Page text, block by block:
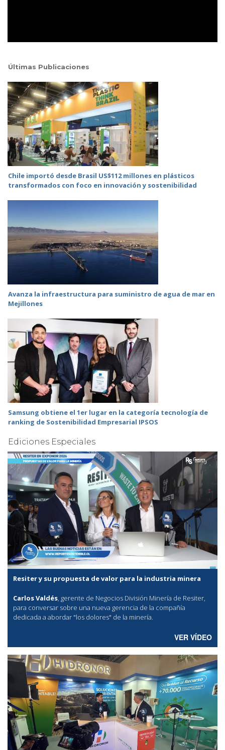
Últimas Publicaciones
Chile importó desde Brasil US$112 millones en plásticos
transformados con foco en innovación y sostenibilidad
Avanza la infraestructura para suministro de agua de mar en
Mejillones
Samsung obtiene el 1er lugar en la categoría tecnología de
ranking de Sostenibilidad Empresarial IPSOS
Ediciones Especiales
Resiter y su propuesta de valor para la industria minera
Carlos Valdés, gerente de Negocios División Minería de Resiter,
para conversar sobre una nueva gerencia de la compañía
dedicada a abordar "los dolores" de la minería.
VER VÍDEO